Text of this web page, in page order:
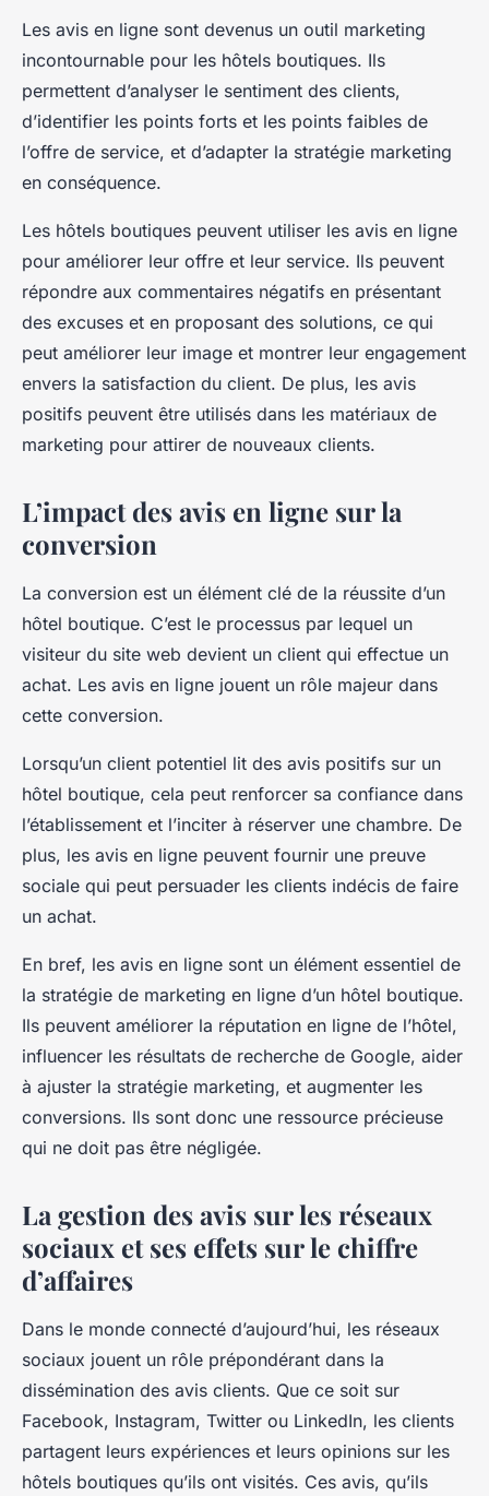
Les avis en ligne sont devenus un outil marketing
incontournable pour les hôtels boutiques. Ils
permettent d’analyser le sentiment des clients,
d’identifier les points forts et les points faibles de
l’offre de service, et d’adapter la stratégie marketing
en conséquence.
Les hôtels boutiques peuvent utiliser les avis en ligne
pour améliorer leur offre et leur service. Ils peuvent
répondre aux commentaires négatifs en présentant
des excuses et en proposant des solutions, ce qui
peut améliorer leur image et montrer leur engagement
envers la satisfaction du client. De plus, les avis
positifs peuvent être utilisés dans les matériaux de
marketing pour attirer de nouveaux clients.
L’impact des avis en ligne sur la
conversion
La conversion est un élément clé de la réussite d’un
hôtel boutique. C’est le processus par lequel un
visiteur du site web devient un client qui effectue un
achat. Les avis en ligne jouent un rôle majeur dans
cette conversion.
Lorsqu’un client potentiel lit des avis positifs sur un
hôtel boutique, cela peut renforcer sa confiance dans
l’établissement et l’inciter à réserver une chambre. De
plus, les avis en ligne peuvent fournir une preuve
sociale qui peut persuader les clients indécis de faire
un achat.
En bref, les avis en ligne sont un élément essentiel de
la stratégie de marketing en ligne d’un hôtel boutique.
Ils peuvent améliorer la réputation en ligne de l’hôtel,
influencer les résultats de recherche de Google, aider
à ajuster la stratégie marketing, et augmenter les
conversions. Ils sont donc une ressource précieuse
qui ne doit pas être négligée.
La gestion des avis sur les réseaux
sociaux et ses effets sur le chiffre
d’affaires
Dans le monde connecté d’aujourd’hui, les réseaux
sociaux jouent un rôle prépondérant dans la
dissémination des avis clients. Que ce soit sur
Facebook, Instagram, Twitter ou LinkedIn, les clients
partagent leurs expériences et leurs opinions sur les
hôtels boutiques qu’ils ont visités. Ces avis, qu’ils